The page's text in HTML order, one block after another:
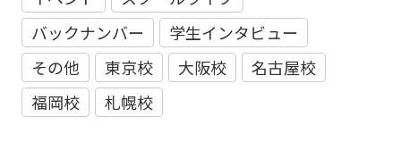
バックナンバー
学生インタビュー
その他
東京校 大阪校
名古屋校
福岡校
札幌校